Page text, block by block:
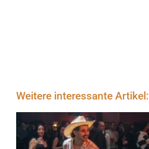
Weitere interessante Artikel: